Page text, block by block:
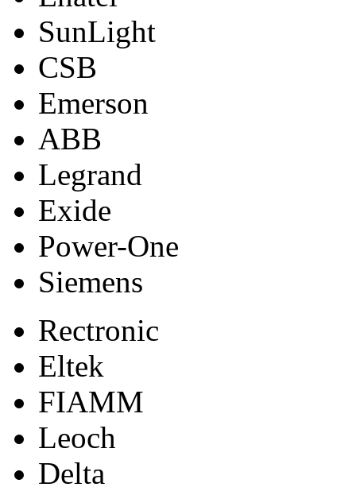
SunLight
CSB
Emerson
ABB
Legrand
Exide
Power-One
Siemens
Rectronic
Eltek
FIAMM
Leoch
Delta